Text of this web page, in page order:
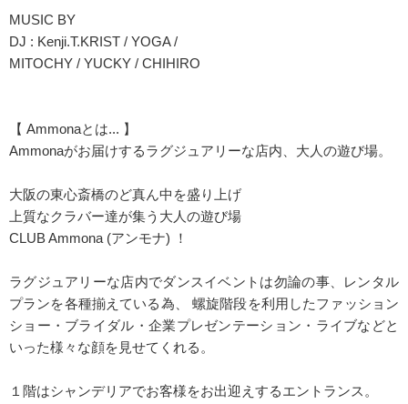
MUSIC BY
DJ : Kenji.T.KRIST / YOGA /
MITOCHY / YUCKY / CHIHIRO
【 Ammonaとは... 】
Ammonaがお届けするラグジュアリーな店内、大人の遊び場。
大阪の東心斎橋のど真ん中を盛り上げ
上質なクラバー達が集う大人の遊び場
CLUB Ammona (アンモナ) ！
ラグジュアリーな店内でダンスイベントは勿論の事、レンタル
プランを各種揃えている為、 螺旋階段を利用したファッション
ショー・ブライダル・企業プレゼンテーション・ライブなどと
いった様々な顔を見せてくれる。
１階はシャンデリアでお客様をお出迎えするエントランス。